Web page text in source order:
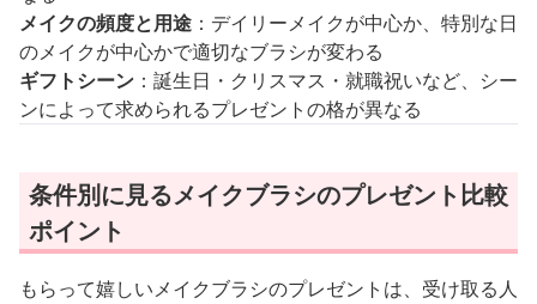
メイクの頻度と用途 ：デイリーメイクが中心か、特別な日
のメイクが中心かで適切なブラシが変わる
ギフトシーン ：誕生日・クリスマス・就職祝いなど、シー
ンによって求められるプレゼントの格が異なる
条件別に見るメイクブラシのプレゼント比較
ポイント
もらって嬉しいメイクブラシのプレゼントは、受け取る人